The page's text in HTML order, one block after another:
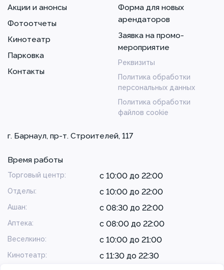
Акции и анонсы
Фотоотчеты
Кинотеатр
Парковка
Контакты
Форма для новых
арендаторов
Заявка на промо-
мероприятие
Реквизиты
Политика обработки
персональных данных
Политика обработки
файлов cookie
г. Барнаул, пр-т. Строителей, 117
Время работы
Торговый центр: с 10:00 до 22:00
Отделы: с 10:00 до 22:00
Ашан: с 08:30 до 22:00
Аптека: с 08:00 до 22:00
Веселкино: с 10:00 до 21:00
Кинотеатр: с 11:30 до 22:30